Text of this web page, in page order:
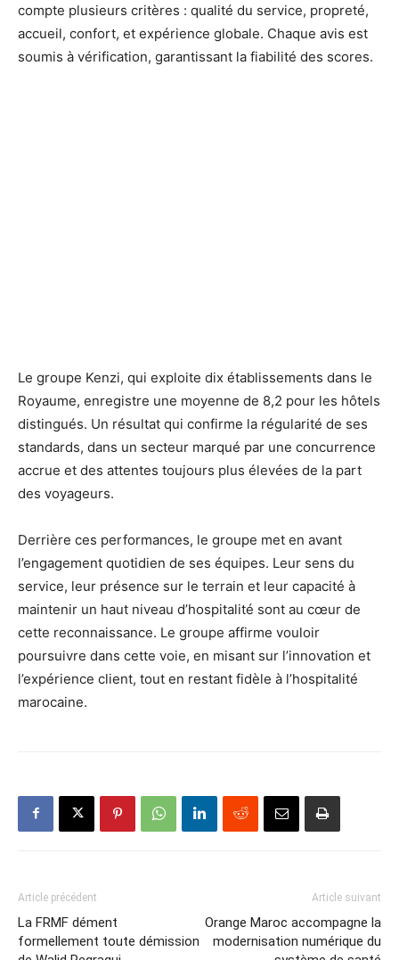
compte plusieurs critères : qualité du service, propreté,
accueil, confort, et expérience globale. Chaque avis est
soumis à vérification, garantissant la fiabilité des scores.
Le groupe Kenzi, qui exploite dix établissements dans le
Royaume, enregistre une moyenne de 8,2 pour les hôtels
distingués. Un résultat qui confirme la régularité de ses
standards, dans un secteur marqué par une concurrence
accrue et des attentes toujours plus élevées de la part
des voyageurs.
Derrière ces performances, le groupe met en avant
l’engagement quotidien de ses équipes. Leur sens du
service, leur présence sur le terrain et leur capacité à
maintenir un haut niveau d’hospitalité sont au cœur de
cette reconnaissance. Le groupe affirme vouloir
poursuivre dans cette voie, en misant sur l’innovation et
l’expérience client, tout en restant fidèle à l’hospitalité
marocaine.
Article précédent
La FRMF dément
formellement toute démission
Article suivant
Orange Maroc accompagne la
modernisation numérique du